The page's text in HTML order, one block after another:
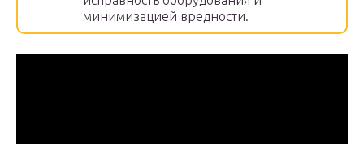
минимизацией вредности.